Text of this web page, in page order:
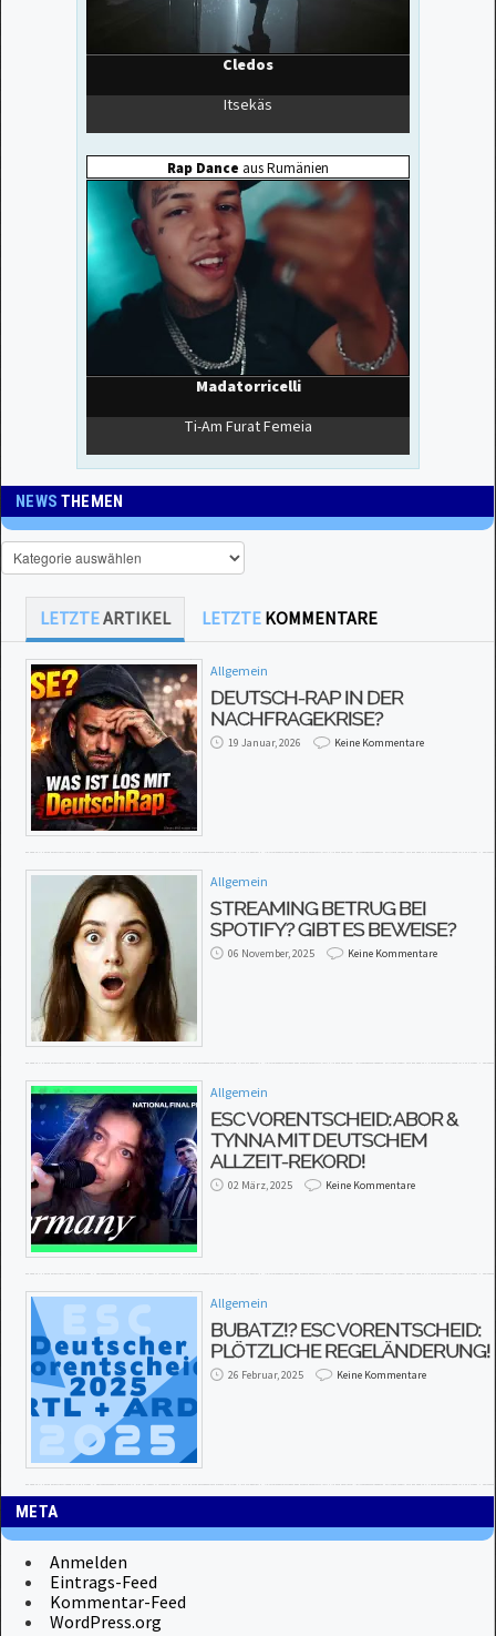
NEWSTHEMEN
LETZTEARTIKEL LETZTE KOMMENTARE
Allgemein
DEUTSCH-RAP IN DER
NACHFRAGEKRISE?
19 Januar, 2026 Keine Kommentare
Allgemein
STREAMING BETRUG BEI
SPOTIFY? GIBT ES BEWEISE?
06 November, 2025 Keine Kommentare
Allgemein
ESC VORENTSCHEID: ABOR &
TYNNA MIT DEUTSCHEM
ALLZEIT-REKORD!
02 März, 2025 Keine Kommentare
Allgemein
BUBATZ!? ESC VORENTSCHEID:
PLÖTZLICHE REGELÄNDERUNG!
26 Februar, 2025 Keine Kommentare
META
Anmelden
Eintrags-Feed
Kommentar-Feed
WordPress.org